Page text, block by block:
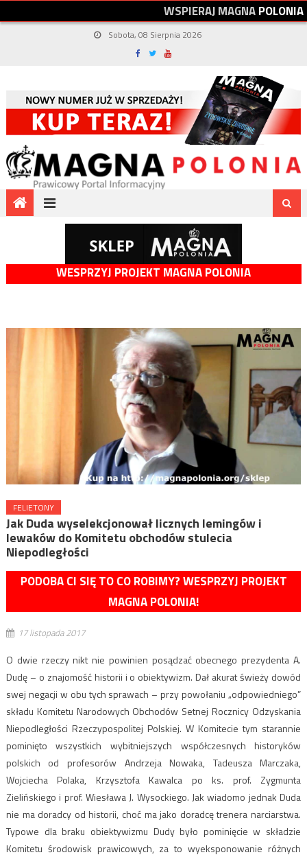
WSPIERAJMAGNAPOLONIA
Sobota, 08 Sierpnia 2026
WESPRZYJ PROJEKT MAGNA POLONIA
FELIETONY
Jak Duda wyselekcjonował licznych lemingów i
lewaków do Komitetu obchodów stulecia
Niepodległości
PODOBA CI SIĘ TO CO ROBIMY? WESPRZYJ PROJEKT
MAGNA POLONIA!
17 listopada 2017
O dwie rzeczy nikt nie powinien posądzać obecnego prezydenta A.
Dudę – o znajomość historii i o obiektywizm. Dał akurat świeży dowód
swej negacji w obu tych sprawach – przy powołaniu „odpowiedniego”
składu Komitetu Narodowych Obchodów Setnej Rocznicy Odzyskania
Niepodległości Rzeczypospolitej Polskiej. W Komitecie tym starannie
pominięto wszystkich wybitniejszych współczesnych historyków
polskich od profesorów Andrzeja Nowaka, Tadeusza Marczaka,
Wojciecha Polaka, Krzysztofa Kawalca po ks. prof. Zygmunta
Zielińskiego i prof. Wiesława J. Wysockiego. Jak wiadomo jednak Duda
nie ma doradcy od historii, choć ma jako doradcę trenera narciarstwa.
Typowe dla braku obiektywizmu Dudy było pominięcie w składzie
Komitetu środowisk prawicowych, za to wyeksponowanie różnych